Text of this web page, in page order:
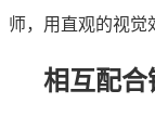
师，用直观的视觉
相互配合